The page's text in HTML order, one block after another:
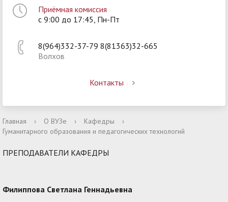
Приёмная комиссия
с 9:00 до 17:45, Пн-Пт
8(964)332-37-79 8(81363)32-665
Волхов
Контакты
Главная › О ВУЗе › Кафедры
›
Гуманитарного образования и педагогических технологий
ПРЕПОДАВАТЕЛИ КАФЕДРЫ
Филиппова Светлана Геннадьевна